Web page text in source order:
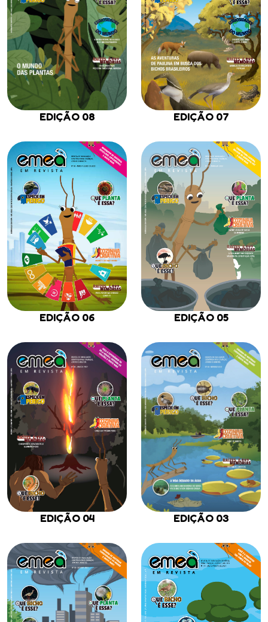
EDIÇÃO 08 EDIÇÃO 07
EDIÇÃO 06 EDIÇÃO 05
EDIÇÃO 04 EDIÇÃO 03